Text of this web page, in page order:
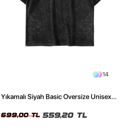
14
Yıkamalı Siyah Basic Oversize Unisex
699,00 TL 559,20 TL